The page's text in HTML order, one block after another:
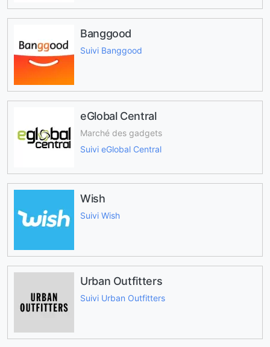
Banggood
Suivi Banggood
eGlobal Central
Marché des gadgets
Suivi eGlobal Central
Wish
Suivi Wish
Urban Outfitters
Suivi Urban Outfitters